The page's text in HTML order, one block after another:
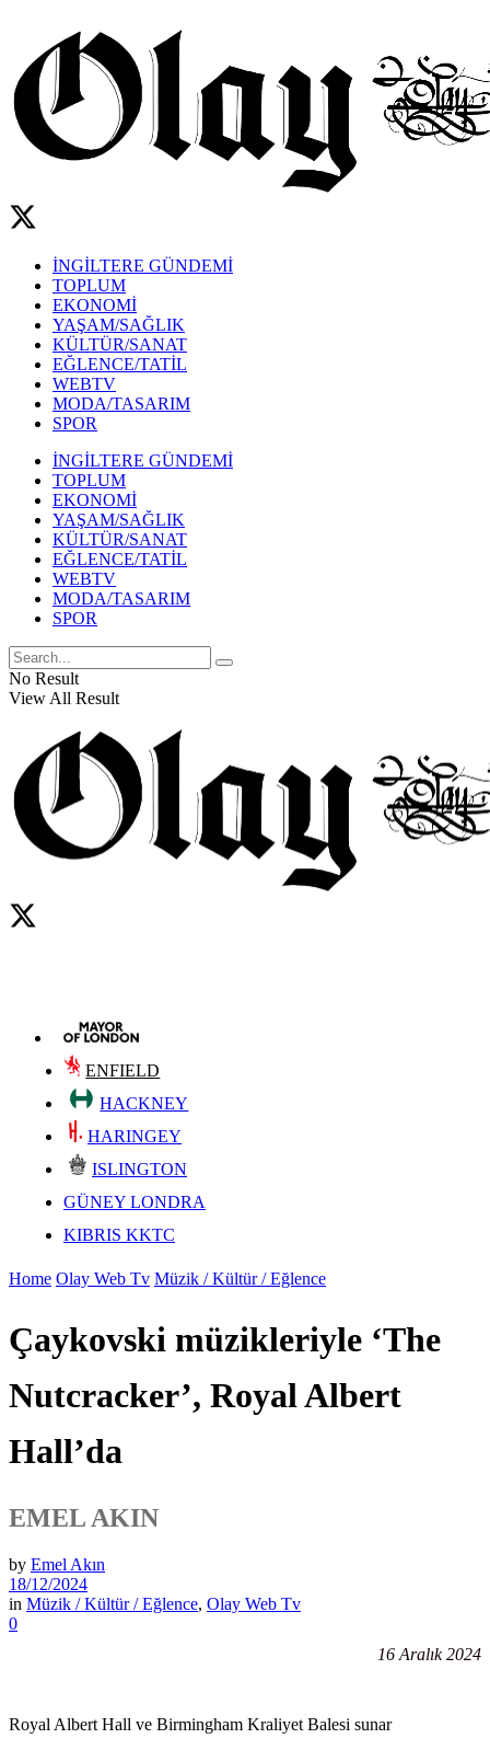
İNGİLTERE GÜNDEMİ
TOPLUM
EKONOMİ
YAŞAM/SAĞLIK
KÜLTÜR/SANAT
EĞLENCE/TATİL
WEBTV
MODA/TASARIM
SPOR
İNGİLTERE GÜNDEMİ
TOPLUM
EKONOMİ
YAŞAM/SAĞLIK
KÜLTÜR/SANAT
EĞLENCE/TATİL
WEBTV
MODA/TASARIM
SPOR
No Result
View All Result
ENFIELD
HACKNEY
HARINGEY
ISLINGTON
GÜNEY LONDRA
KIBRIS KKTC
Home Olay Web Tv Müzik / Kültür / Eğlence
Çaykovski müzikleriyle ‘The
Nutcracker’, Royal Albert
Hall’da
EMEL AKIN
by Emel Akın
18/12/2024
in Müzik / Kültür / Eğlence, Olay Web Tv
0
16 Aralık 2024
Royal Albert Hall ve Birmingham Kraliyet Balesi sunar